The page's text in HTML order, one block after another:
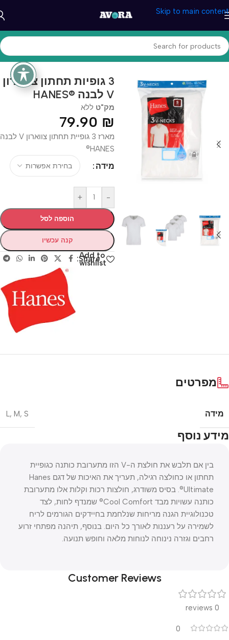
Skip to main content
עמוד הבית/הלבשה/הלבשה תחתונה
3 גופיות תחתון צווארון
V לבנה ®HANES
מק"ט ללא
79.90 ₪
מארז 3 גופיית תחתון צווארון V לבנה
HANES®
מידה
-
+
הוספה לסל
קנה עכשיו
Add to
wishlist
Share:
מפרטים
מידה L, M, S
מידע נוסף
בין אם תלבש את חולצת ה-V הזו מתערובת כותנה כגופיית
תחתון או כחולצה רגילה, תעריך את האיכות של דגם Hanes
Ultimate®. בסיס משודרג, חולצות רכות וקלות אלו מתערובת
כותנה עשויות מבד Cool Comfort® שמנדף לחות, לצד
טכנולוגיית הגנה מריחות שנלחמת בחיידקים הגורמים לריח
לשמירה על רעננות לאורך כל היום. בנוסף, תיהנה מפתחי זרוע
רחבים וגזרה נינוחה לנוחות מלאה וחופש תנועה.
Customer Reviews
0 reviews
0